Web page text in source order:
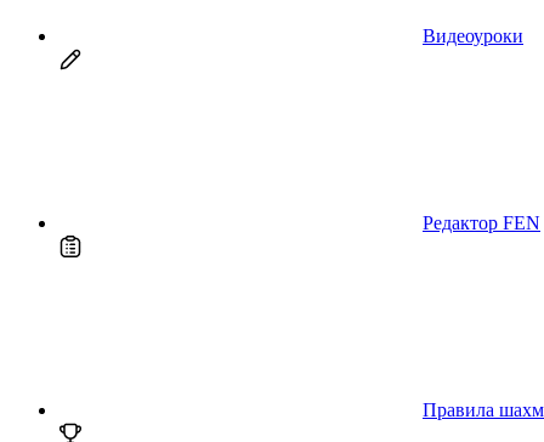
Видеоуроки
Редактор FEN
Правила